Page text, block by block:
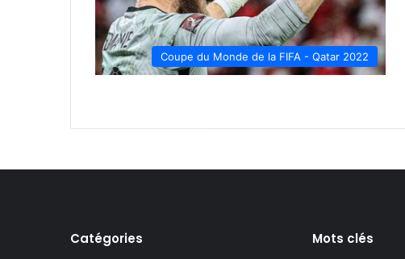
Coupe du Monde de la FIFA - Qatar 2022
Catégories Mots clés